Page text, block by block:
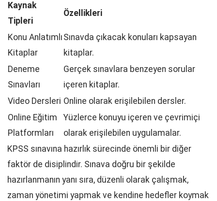
Kaynak
Tipleri
Özellikleri
Konu Anlatımlı
Kitaplar
Sınavda çıkacak konuları kapsayan
kitaplar.
Deneme
Sınavları
Gerçek sınavlara benzeyen sorular
içeren kitaplar.
Video Dersleri Online olarak erişilebilen dersler.
Online Eğitim
Platformları
Yüzlerce konuyu içeren ve çevrimiçi
olarak erişilebilen uygulamalar.
KPSS sınavına hazırlık sürecinde önemli bir diğer
faktör de disiplindir. Sınava doğru bir şekilde
hazırlanmanın yanı sıra, düzenli olarak çalışmak,
zaman yönetimi yapmak ve kendine hedefler koymak